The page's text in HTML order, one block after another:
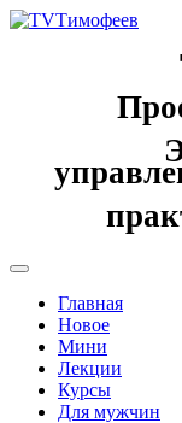
Главная
Новое
Мини
Лекции
Курсы
Для мужчин